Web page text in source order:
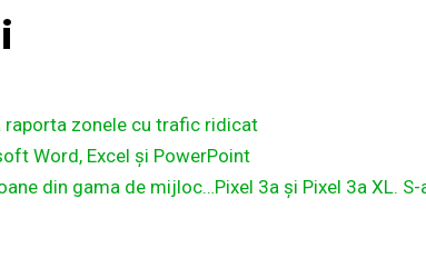
raporta zonele cu trafic ridicat
Word, Excel și PowerPoint
din gama de mijloc…Pixel 3a și Pixel 3a XL. S-